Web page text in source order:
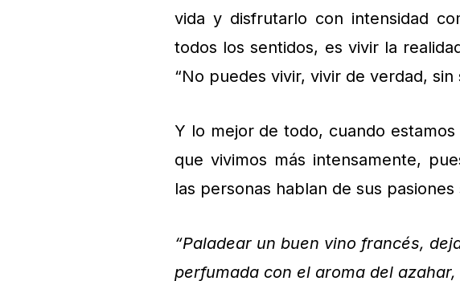
vida y disfrutarlo con intensidad
todos los sentidos, es vivir la
“No puedes vivir, vivir de verdad,
Y lo mejor de todo, cuando
que vivimos más intensamente,
las personas hablan de sus
“Paladear un buen vino francés,
perfumada con el aroma del